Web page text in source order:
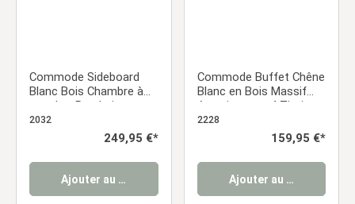
Commode Sideboard
Blanc Bois Chambre à
coucher Penderie
2032
Prix régulier :
249,95 €*
Ajouter au panier
Commode Buffet Chêne
Blanc en Bois Massif
Armoire avec 4 Tiroirs
Sideboard
2228
Prix régulier :
159,95 €*
Ajouter au panier